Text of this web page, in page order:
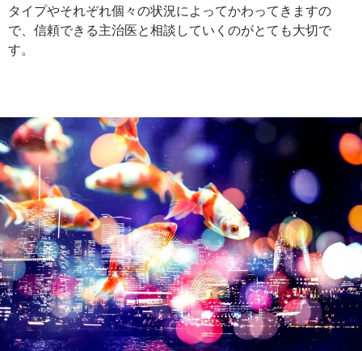
タイプやそれぞれ個々の状況によってかわってきますの
で、信頼できる主治医と相談していくのがとても大切で
す。